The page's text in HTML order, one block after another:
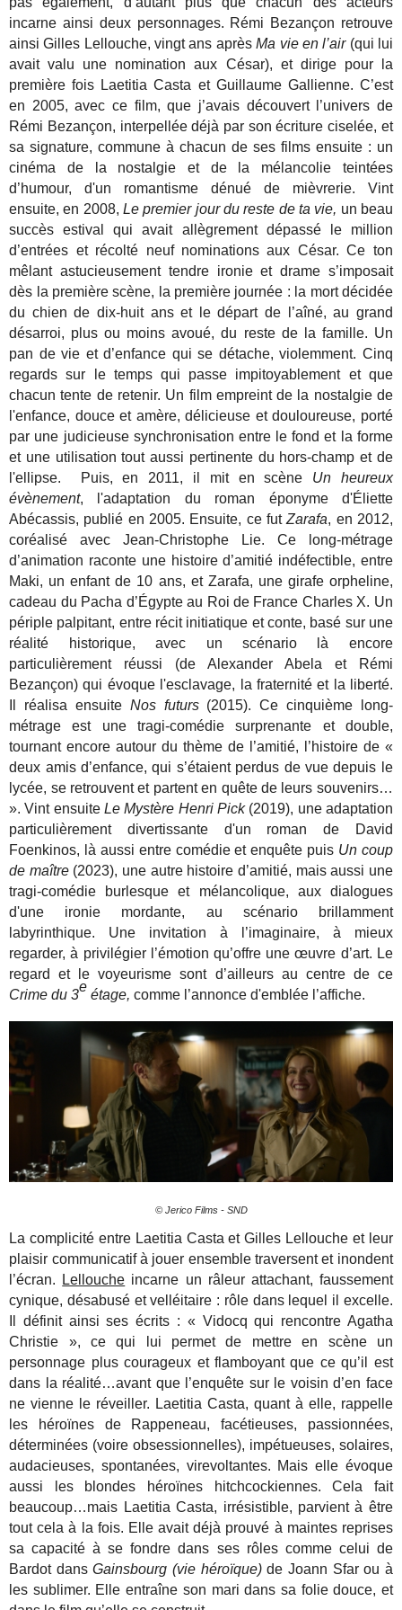
incarne ainsi deux personnages. Rémi Bezançon retrouve
ainsi Gilles Lellouche, vingt ans aprèsMa vie en l’air(qui lui
avait valu une nomination aux César), et dirige pour la
première fois Laetitia Casta et Guillaume Gallienne. C’est
en 2005, avec ce film, que j’avais découvert l’univers de
Rémi Bezançon, interpellée déjà par son écriture ciselée, et
sa signature, commune à chacun de ses films ensuite : un
cinéma de la nostalgie et de la mélancolie teintées
d’humour, d'un romantisme dénué de mièvrerie. Vint
ensuite, en 2008,Le premier jour du reste de ta vie, un beau
succès estival qui avait allègrement dépassé le million
d’entrées et récolté neuf nominations aux César. Ce ton
mêlant astucieusement tendre ironie et drame s’imposait
dès la première scène, la première journée : la mort décidée
du chien de dix-huit ans et le départ de l’aîné, au grand
désarroi, plus ou moins avoué, du reste de la famille. Un
pan de vie et d’enfance qui se détache, violemment. Cinq
regards sur le temps qui passe impitoyablement et que
chacun tente de retenir. Un film empreint de la nostalgie de
l'enfance, douce et amère, délicieuse et douloureuse, porté
par une judicieuse synchronisation entre le fond et la forme
et une utilisation tout aussi pertinente du hors-champ et de
l'ellipse. Puis, en 2011, il mit en scène Un heureux
évènement, l'adaptation du roman éponyme d'Éliette
Abécassis, publié en 2005. Ensuite, ce futZarafa, en 2012,
coréalisé avec Jean-Christophe Lie. Ce long-métrage
d’animation raconte une histoire d’amitié indéfectible, entre
Maki, un enfant de 10 ans, et Zarafa, une girafe orpheline,
cadeau du Pacha d’Égypte au Roi de France Charles X. Un
périple palpitant, entre récit initiatique et conte, basé sur une
réalité historique, avec un scénario là encore
particulièrement réussi (de Alexander Abela et Rémi
Bezançon) qui évoque l'esclavage, la fraternité et la liberté.
Il réalisa ensuite Nos futurs(2015). Ce cinquième long-
métrage est une tragi-comédie surprenante et double,
tournant encore autour du thème de l’amitié,
l’histoire de «
deux amis d’enfance, qui s’étaient perdus de vue depuis le
lycée, se retrouvent et partent en quête de leurs souvenirs…
». Vint ensuiteLe Mystère Henri Pick(2019), une adaptation
particulièrement divertissante d'un roman de David
Foenkinos, là aussi entre comédie et enquête puis Un coup
de maître(2023), une autre histoire d’amitié, mais aussi une
tragi-comédie burlesque et mélancolique, aux dialogues
d'une ironie mordante, au scénario brillamment
labyrinthique. Une invitation à l’imaginaire, à mieux
regarder, à privilégier l’émotion qu’offre une œuvre d’art. Le
regard et le voyeurisme sont d’ailleurs au centre de ce
Crime du 3e étage, comme l’annonce d'emblée l’affiche.
© Jerico Films - SND
La complicité entre Laetitia Casta et Gilles Lellouche et leur
plaisir communicatif à jouer ensemble traversent et inondent
l’écran. Lellouche incarne un râleur attachant, faussement
cynique, désabusé et velléitaire : rôle dans lequel il excelle.
Il définit ainsi ses écrits : « Vidocq qui rencontre Agatha
Christie », ce qui lui permet de mettre en scène un
personnage plus courageux et flamboyant que ce qu’il est
dans la réalité…avant que l’enquête sur le voisin d’en face
ne vienne le réveiller. Laetitia Casta, quant à elle, rappelle
les héroïnes de Rappeneau, facétieuses, passionnées,
déterminées (voire obsessionnelles), impétueuses, solaires,
audacieuses, spontanées, virevoltantes. Mais elle évoque
aussi les blondes héroïnes hitchcockiennes. Cela fait
beaucoup…mais Laetitia Casta, irrésistible, parvient à être
tout cela à la fois. Elle avait déjà prouvé à maintes reprises
sa capacité à se fondre dans ses rôles comme celui de
Bardot dansGainsbourg (vie héroïque)de Joann Sfar ou à
les sublimer. Elle entraîne son mari dans sa folie douce, et